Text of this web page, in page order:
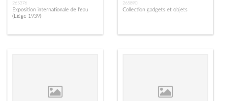
265376
Exposition internationale de l'eau
(Liège 1939)
265890
Collection gadgets et objets